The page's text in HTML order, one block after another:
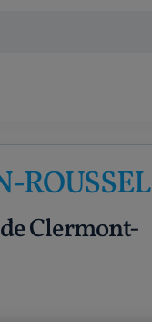
ROUSSEL
Clermont-